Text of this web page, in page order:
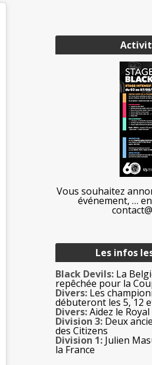
Vous souhaitez
événement, …
Les infos
Black Devils: La
repêchée pour la
Divers: Les
débuteront les 5, 12
Divers:Aidez le
Division 3: Deux
des Citizens
Division 1: Julien
la France